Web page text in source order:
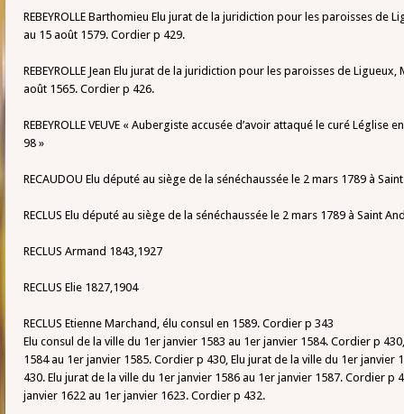
REBEYROLLE Barthomieu Elu jurat de la juridiction pour les paroisses de
au 15 août 1579. Cordier p 429.
REBEYROLLE Jean Elu jurat de la juridiction pour les paroisses de
août 1565. Cordier p 426.
REBEYROLLE VEUVE « Aubergiste accusée d’avoir attaqué le curé Léglise
98 »
RECAUDOU Elu député au siège de la sénéchaussée le 2 mars 1789 à
RECLUS Elu député au siège de la sénéchaussée le 2 mars 1789 à Saint
RECLUS Armand 1843,1927
RECLUS Elie 1827,1904
RECLUS Etienne Marchand, élu consul en 1589. Cordier p 343
Elu consul de la ville du 1er janvier 1583 au 1er janvier 1584. Cordier p
1584 au 1er janvier 1585. Cordier p 430, Elu jurat de la ville du 1er janvier
430. Elu jurat de la ville du 1er janvier 1586 au 1er janvier 1587. Cordier p
janvier 1622 au 1er janvier 1623. Cordier p 432.